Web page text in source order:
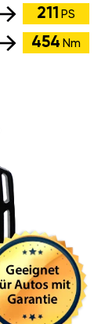
211 PS
454 Nm